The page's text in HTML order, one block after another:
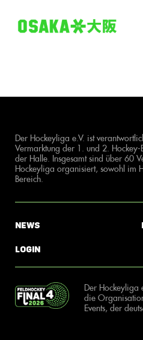
Der Hockeyliga e.V. ist
Vermarktung der 1. und 2.
der Halle. Insgesamt sind über 60
Hockeyliga organisiert, sowohl im
Bereich.
News
Login
Der Hockeyliga
die
Events, der